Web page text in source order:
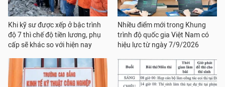
Khi kỹ sư được xếp ở bậc trình
độ 7 thì chế độ tiền lương, phụ
cấp sẽ khác so với hiện nay
Nhiều điểm mới trong Khung
trình độ quốc gia Việt Nam có
hiệu lực từ ngày 7/9/2026